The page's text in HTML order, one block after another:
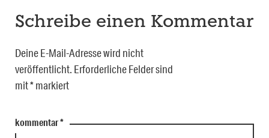
Schreibe einen Kommentar
Deine E-Mail-Adresse wird nicht
veröffentlicht. Erforderliche Felder sind
mit*markiert
kommentar*